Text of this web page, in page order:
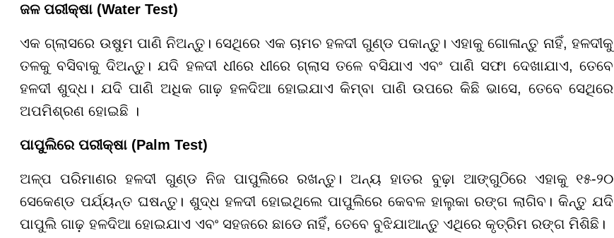
ଜଳ ପରୀକ୍ଷା (Water Test)
ଏକ ଗ୍ଲାସରେ ଉଷୁମ ପାଣି ନିଅନ୍ତୁ। ସେଥିରେ ଏକ ଚାମଚ ହଳଦୀ ଗୁଣ୍ଡ ପକାନ୍ତୁ। ଏହାକୁ ଗୋଳାନ୍ତୁ ନାହିଁ, ହଳଦୀକୁ
ତଳକୁ ବସିବାକୁ ଦିଅନ୍ତୁ। ଯଦି ହଳଦୀ ଧୀରେ ଧୀରେ ଗ୍ଲାସ ତଳେ ବସିଯାଏ ଏବଂ ପାଣି ସଫା ଦେଖାଯାଏ, ତେବେ
ହଳଦୀ ଶୁଦ୍ଧ। ଯଦି ପାଣି ଅଧିକ ଗାଢ଼ ହଳଦିଆ ହୋଇଯାଏ କିମ୍ବା ପାଣି ଉପରେ କିଛି ଭାସେ, ତେବେ ସେଥିରେ
ଅପମିଶ୍ରଣ ହୋଇଛି ।
ପାପୁଲିରେ ପରୀକ୍ଷା (Palm Test)
ଅଳ୍ପ ପରିମାଣର ହଳଦୀ ଗୁଣ୍ଡ ନିଜ ପାପୁଲିରେ ରଖନ୍ତୁ। ଅନ୍ୟ ହାତର ବୁଢ଼ା ଆଙ୍ଗୁଠିରେ ଏହାକୁ ୧୫-୨୦
ସେକେଣ୍ଡ ପର୍ଯ୍ୟନ୍ତ ଘଷନ୍ତୁ। ଶୁଦ୍ଧ ହଳଦୀ ହୋଇଥିଲେ ପାପୁଲିରେ କେବଳ ହାଲୁକା ରଙ୍ଗ ଲାଗିବ। କିନ୍ତୁ ଯଦି
ପାପୁଲି ଗାଢ଼ ହଳଦିଆ ହୋଇଯାଏ ଏବଂ ସହଜରେ ଛାଡେ ନାହିଁ, ତେବେ ବୁଝିଯାଆନ୍ତୁ ଏଥିରେ କୃତ୍ରିମ ରଙ୍ଗ ମିଶିଛି।